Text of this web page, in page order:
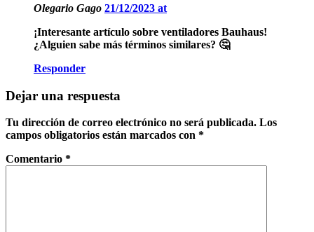
Olegario Gago 21/12/2023 at
¡Interesante artículo sobre ventiladores Bauhaus!
¿Alguien sabe más términos similares? 🤔
Responder
Dejar una respuesta
Tu dirección de correo electrónico no será publicada. Los
campos obligatorios están marcados con *
Comentario *